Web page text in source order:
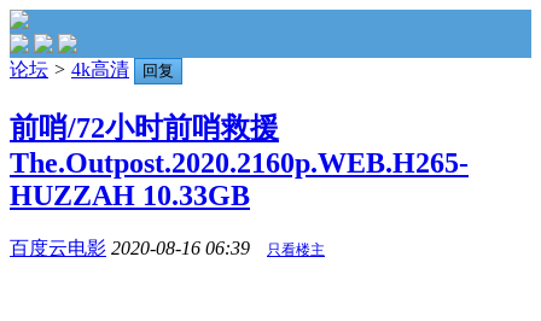
论坛 > 4k高清 回复
前哨/72小时前哨救援
The.Outpost.2020.2160p.WEB.H265-
HUZZAH 10.33GB
百度云电影 2020-08-16 06:39 只看楼主